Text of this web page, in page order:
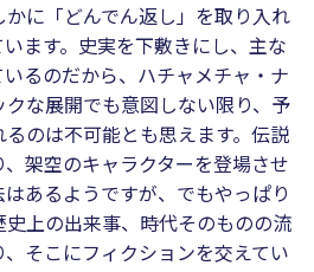
に「どんでん返し」を取り入れ
ます。史実を下敷きにし、主な
るのだから、ハチャメチャ・ナ
な展開でも意図しない限り、予
のは不可能とも思えます。伝説
架空のキャラクターを登場させ
あるようですが、でもやっぱり
上の出来事、時代そのものの流
そこにフィクションを交えてい